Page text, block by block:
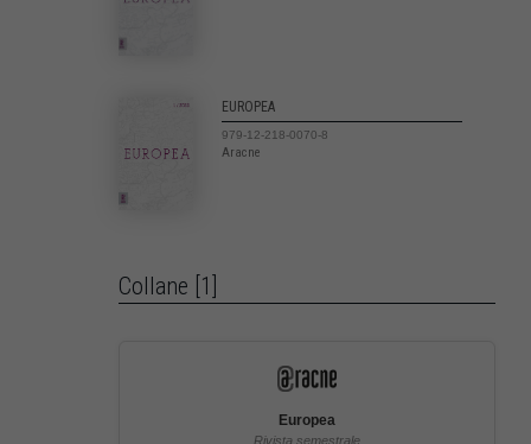
EUROPEA
979-12-218-0070-8
Aracne
Collane [1]
Europea
Rivista semestrale